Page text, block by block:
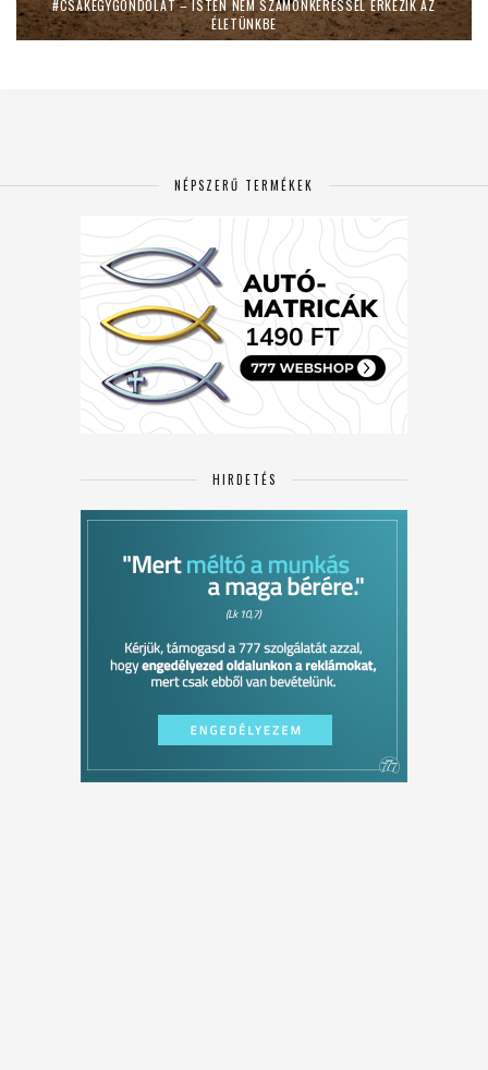
#CSAKEGYGONDOLAT – ISTEN NEM SZÁMONKÉRÉSSEL ÉRKEZIK AZ
ÉLETÜNKBE
NÉPSZERŰ TERMÉKEK
HIRDETÉS